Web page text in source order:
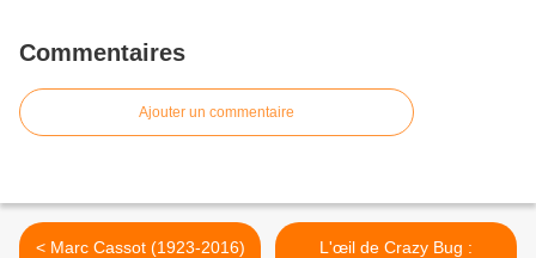
Commentaires
Ajouter un commentaire
< Marc Cassot (1923-2016)
L'œil de Crazy Bug :